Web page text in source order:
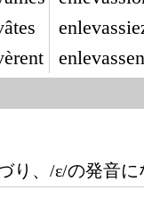
り、/ɛ/の発音に